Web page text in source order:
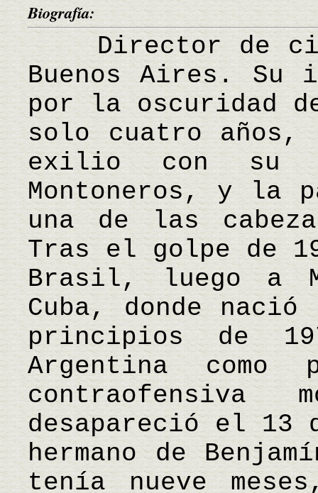
Biografía:
Director de
Buenos Aires. Su
por la oscuridad
solo cuatro años,
exilio con su
Montoneros, y la
una de las
Tras el golpe de
Brasil, luego a
Cuba, donde nació
principios de
Argentina
contraofensiva
desapareció el 13
hermano de
tenía nueve